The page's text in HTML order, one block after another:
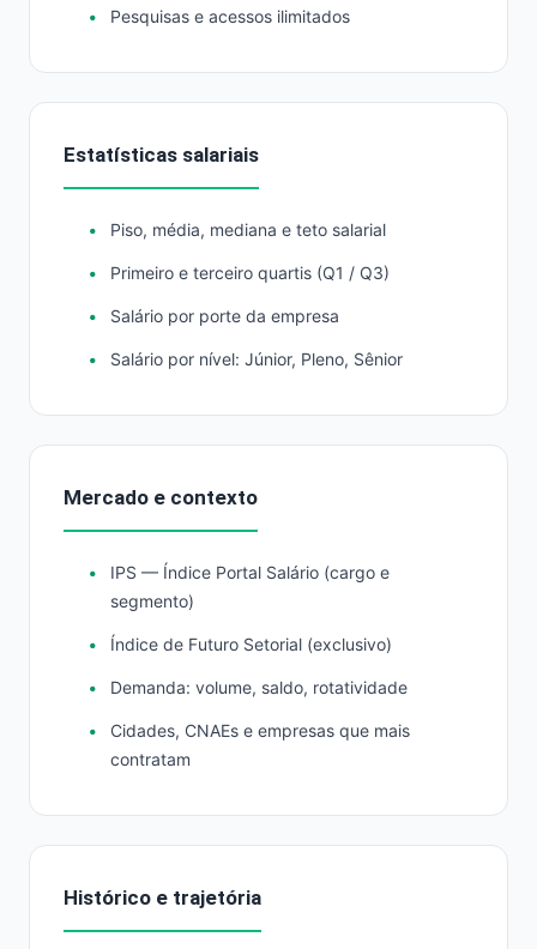
Pesquisas e acessos ilimitados
Estatísticas salariais
Piso, média, mediana e teto salarial
Primeiro e terceiro quartis (Q1 / Q3)
Salário por porte da empresa
Salário por nível: Júnior, Pleno, Sênior
Mercado e contexto
IPS — Índice Portal Salário (cargo e
segmento)
Índice de Futuro Setorial (exclusivo)
Demanda: volume, saldo, rotatividade
Cidades, CNAEs e empresas que mais
contratam
Histórico e trajetória